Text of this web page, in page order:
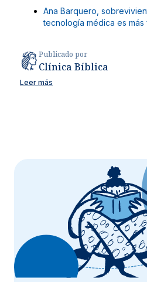
Ana Barquero,
tecnología médica es más
Publicado por
Clínica Bíblica
Leer más